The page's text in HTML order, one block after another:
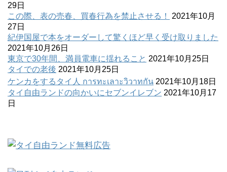
29日
この際、表の売春、買春行為を禁止させる！
2021年10月
27日
紀伊国屋で本をオーダーして驚くほど早く受け取りました
2021年10月26日
東京で30年間、満員電車に揺れること 2021年10月25日
タイでの老後 2021年10月25日
ケンカをするタイ人 การทะเลาะวิวาทกัน 2021年10月18日
タイ自由ランドの向かいにセブンイレブン 2021年10月17
日